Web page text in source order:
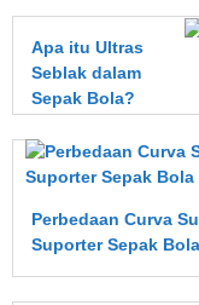
Apa itu Ultras
Seblak dalam
Sepak Bola?
Perbedaan Curva
Suporter Sepak Bola